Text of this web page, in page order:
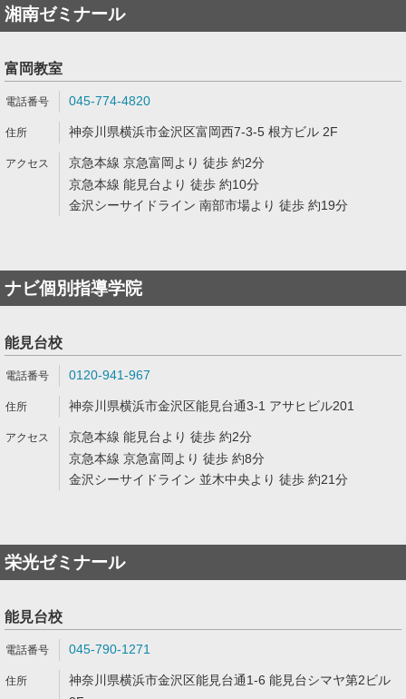
湘南ゼミナール
富岡教室
045-774-4820
神奈川県横浜市金沢区富岡西7-3-5 根方ビル 2F
京急本線 京急富岡より 徒歩 約2分
京急本線 能見台より 徒歩 約10分
金沢シーサイドライン 南部市場より 徒歩 約19分
ナビ個別指導学院
能見台校
0120-941-967
神奈川県横浜市金沢区能見台通3-1 アサヒビル201
京急本線 能見台より 徒歩 約2分
京急本線 京急富岡より 徒歩 約8分
金沢シーサイドライン 並木中央より 徒歩 約21分
栄光ゼミナール
能見台校
045-790-1271
神奈川県横浜市金沢区能見台通1-6 能見台シマヤ第2ビル